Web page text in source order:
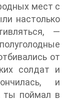
мест с
настолько
—
от
солдат и
и
ты поймал в